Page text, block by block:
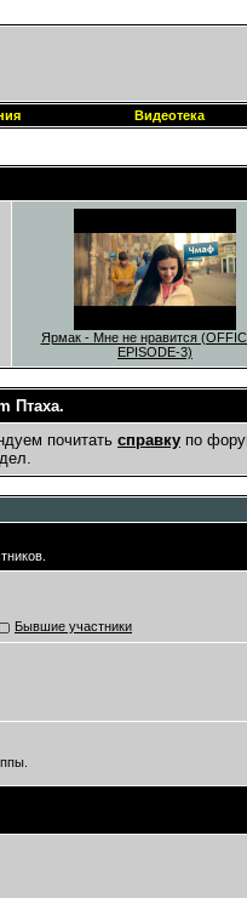
Видеотека
Ярмак - Мне не нравится
EPISODE-3)
Птаха.
почитать справку по
Бывшие участники